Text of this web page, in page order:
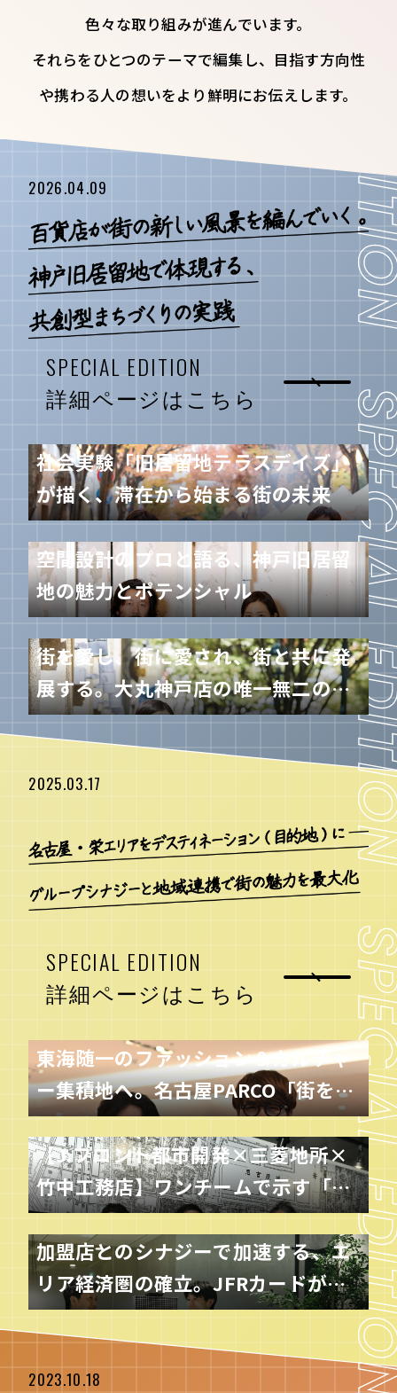
色々な取り組みが進んでいます。
それらをひとつのテーマで編集し、目指す方向性
や携わる人の想いをより鮮明にお伝えします。
2026.04.09
SPECIAL EDITION
詳細ページはこちら
社会実験「旧居留地テラスデイズ」
が描く、滞在から始まる街の未来
空間設計のプロと語る、神戸旧居留
地の魅力とポテンシャル
街を愛し、街に愛され、街と共に発
展する。大丸神戸店の唯一無二の歴
史とこれから
2025.03.17
SPECIAL EDITION
詳細ページはこちら
東海随一のファッション＆カルチャ
ー集積地へ。名古屋PARCO「街を変
える」挑戦と進化
【J.フロント都市開発×三菱地所×
竹中工務店】ワンチームで示す「価
値共創」のかたち。社会実験で名古
屋・栄の可能性を探究
加盟店とのシナジーで加速する、エ
リア経済圏の確立。JFRカードが目
指す「地域共栄」の姿とは＿＿。
2023.10.18